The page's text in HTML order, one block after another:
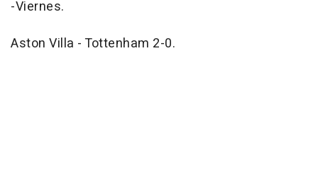
-Viernes.
Aston Villa - Tottenham 2-0.